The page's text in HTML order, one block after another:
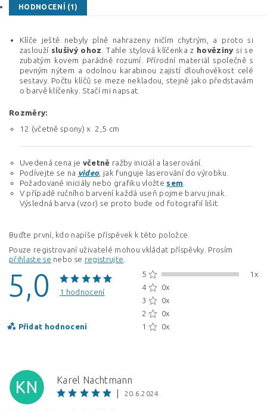
HODNOCENÍ (1)
Klíče ještě nebyly plně nahrazeny ničím chytrým, a proto si
zaslouží slušivý ohoz . Tahle stylová klíčenka z hovězinysi se
zubatým kovem parádně rozumí. Přírodní materiál společně s
pevným nýtem a odolnou karabinou zajistí dlouhověkost celé
sestavy. Počtu klíčů se meze nekladou, stejně jako představám
o barvě klíčenky. Stačí mi napsat.
Rozměry:
12 (včetně spony) x 2,5 cm
Uvedená cena je včetně ražby iniciál a laserování.
Podívejte se na video , jak funguje laserování do výrobku.
Požadované iniciály nebo grafiku vložte sem
V případě ručního barvení každá useň pojme barvu jinak.
Výsledná barva (vzor) se proto bude od fotografií lišit.
Buďte první, kdo napíše příspěvek k této položce.
Pouze registrovaní uživatelé mohou vkládat příspěvky. Prosím
přihlaste se nebo se registrujte
5,0 1 hodnocení
Přidat hodnocení
5
1x
4
0x
3
0x
2
0x
1
0x
KN
Karel Nachtmann
20.6.2024